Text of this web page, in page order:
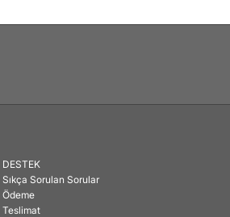
DESTEK
Sıkça Sorulan Sorular
Ödeme
Teslimat